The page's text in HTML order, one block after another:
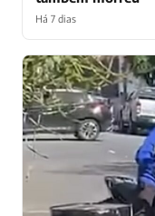
Há 7 dias